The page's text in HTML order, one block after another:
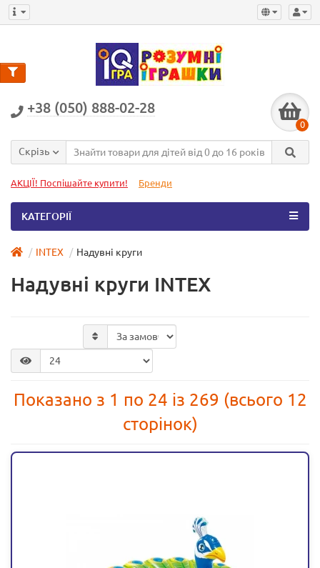
+38 (050) 888-02-28
0
Скрізь
АКЦІЇ! Поспішайте купити! Бренди
КАТЕГОРІЇ
INTEX Надувні круги
Надувні круги INTEX
Показано з 1 по 24 із 269 (всього 12
сторінок)